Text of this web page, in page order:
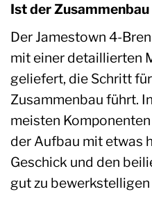
Ist der
Der Jamestown 4-
mit einer detaillierten
geliefert, die Schritt
Zusammenbau führt.
meisten
der Aufbau mit etwas
Geschick und den
gut zu bewerkstelligen